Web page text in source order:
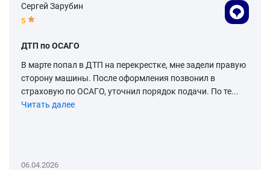
Сергей Зарубин
5
ДТП по ОСАГО
В марте попал в ДТП на перекрестке, мне задели правую
сторону машины. После оформления позвонил в
страховую по ОСАГО, уточнил порядок подачи. По те...
Читать далее
06.04.2026